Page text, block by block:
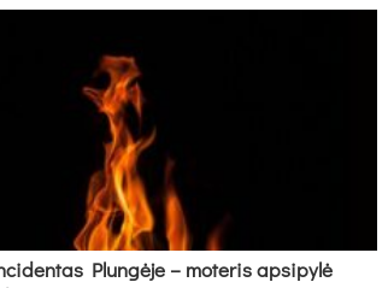
Plun­gė­je – mo­te­ris ap­si­py­lė